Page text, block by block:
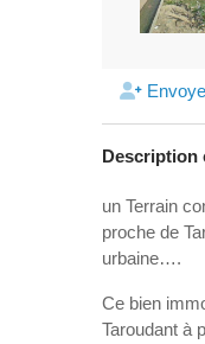
Description
un Terrain
proche de
urbaine….
Ce bien
Taroudant à